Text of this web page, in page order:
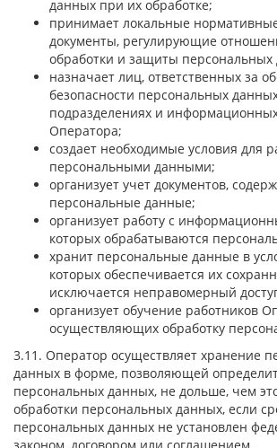
данных при их обработке;
принимает локальные
документы, регулирующие
обработки и защиты персональных
назначает лиц, ответственных за
безопасности персональных
подразделениях и
Оператора;
создает необходимые условия для
персональными данными;
организует учет документов,
персональные данные;
организует работу с
которых обрабатываются
хранит персональные данные в
которых обеспечивается их
исключается неправомерный
организует обучение работников
осуществляющих обработку
3.11. Оператор осуществляет хранение
данных в форме, позволяющей
персональных данных, не дольше, чем
обработки персональных данных, если
персональных данных не установлен